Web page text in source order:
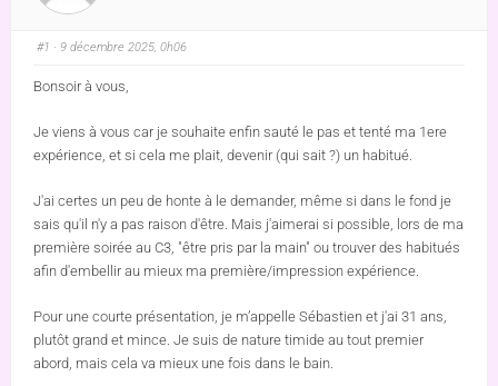
#1 · 9 décembre 2025, 0h06
Bonsoir à vous,
Je viens à vous car je souhaite enfin sauté le pas et tenté ma 1ere
expérience, et si cela me plait, devenir (qui sait ?) un habitué.
J'ai certes un peu de honte à le demander, même si dans le fond je
sais qu'il n'y a pas raison d'être. Mais j'aimerai si possible, lors de ma
première soirée au C3, "être pris par la main" ou trouver des habitués
afin d'embellir au mieux ma première/impression expérience.
Pour une courte présentation, je m’appelle Sébastien et j'ai 31 ans,
plutôt grand et mince. Je suis de nature timide au tout premier
abord, mais cela va mieux une fois dans le bain.